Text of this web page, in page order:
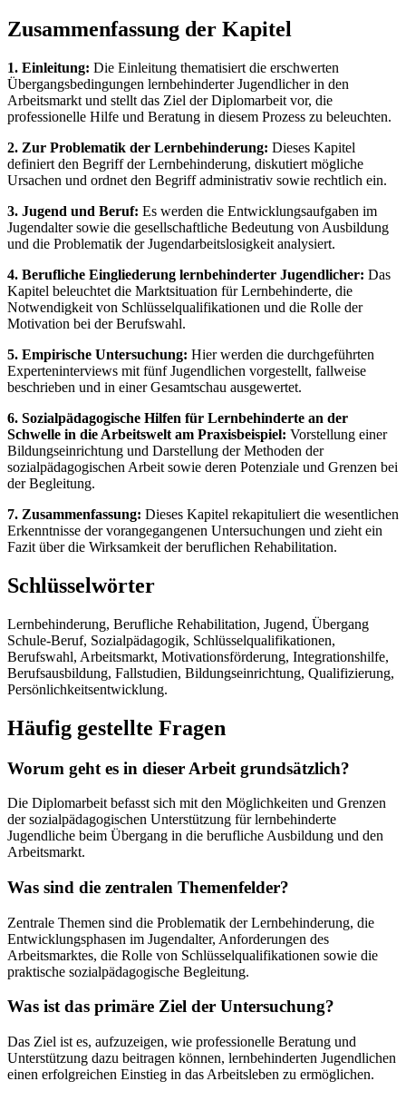
Zusammenfassung der Kapitel
1. Einleitung: Die Einleitung thematisiert die erschwerten
Übergangsbedingungen lernbehinderter Jugendlicher in den
Arbeitsmarkt und stellt das Ziel der Diplomarbeit vor, die
professionelle Hilfe und Beratung in diesem Prozess zu beleuchten.
2. Zur Problematik der Lernbehinderung: Dieses Kapitel
definiert den Begriff der Lernbehinderung, diskutiert mögliche
Ursachen und ordnet den Begriff administrativ sowie rechtlich ein.
3. Jugend und Beruf: Es werden die Entwicklungsaufgaben im
Jugendalter sowie die gesellschaftliche Bedeutung von Ausbildung
und die Problematik der Jugendarbeitslosigkeit analysiert.
4. Berufliche Eingliederung lernbehinderter Jugendlicher: Das
Kapitel beleuchtet die Marktsituation für Lernbehinderte, die
Notwendigkeit von Schlüsselqualifikationen und die Rolle der
Motivation bei der Berufswahl.
5. Empirische Untersuchung: Hier werden die durchgeführten
Experteninterviews mit fünf Jugendlichen vorgestellt, fallweise
beschrieben und in einer Gesamtschau ausgewertet.
6. Sozialpädagogische Hilfen für Lernbehinderte an der
Schwelle in die Arbeitswelt am Praxisbeispiel: Vorstellung einer
Bildungseinrichtung und Darstellung der Methoden der
sozialpädagogischen Arbeit sowie deren Potenziale und Grenzen bei
der Begleitung.
7. Zusammenfassung: Dieses Kapitel rekapituliert die wesentlichen
Erkenntnisse der vorangegangenen Untersuchungen und zieht ein
Fazit über die Wirksamkeit der beruflichen Rehabilitation.
Schlüsselwörter
Lernbehinderung, Berufliche Rehabilitation, Jugend, Übergang
Schule-Beruf, Sozialpädagogik, Schlüsselqualifikationen,
Berufswahl, Arbeitsmarkt, Motivationsförderung, Integrationshilfe,
Berufsausbildung, Fallstudien, Bildungseinrichtung, Qualifizierung,
Persönlichkeitsentwicklung.
Häufig gestellte Fragen
Worum geht es in dieser Arbeit grundsätzlich?
Die Diplomarbeit befasst sich mit den Möglichkeiten und Grenzen
der sozialpädagogischen Unterstützung für lernbehinderte
Jugendliche beim Übergang in die berufliche Ausbildung und den
Arbeitsmarkt.
Was sind die zentralen Themenfelder?
Zentrale Themen sind die Problematik der Lernbehinderung, die
Entwicklungsphasen im Jugendalter, Anforderungen des
Arbeitsmarktes, die Rolle von Schlüsselqualifikationen sowie die
praktische sozialpädagogische Begleitung.
Was ist das primäre Ziel der Untersuchung?
Das Ziel ist es, aufzuzeigen, wie professionelle Beratung und
Unterstützung dazu beitragen können, lernbehinderten Jugendlichen
einen erfolgreichen Einstieg in das Arbeitsleben zu ermöglichen.